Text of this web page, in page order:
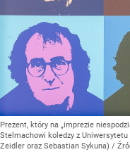
Prezent, który na „imprezie
Stelmachowi koledzy z Uniwersytetu
Zeidler oraz Sebastian Sykuna) /